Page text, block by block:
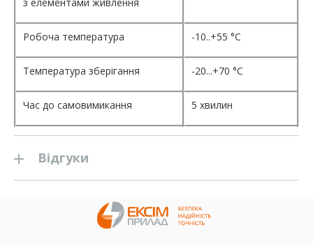
Робоча температура -10..+55 °C
Температура зберігання -20...+70 °C
Час до самовимикання 5 хвилин
Відгуки